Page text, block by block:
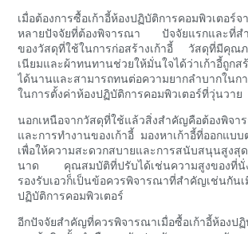
เมื่อต้องการซื้อเก้าอี้ห้องปฏิบัติการคอมพิวเตอร์
หลายปัจจัยที่ต้องพิจารณา ปัจจัยแรกและที่ส
ของวัสดุที่ใช้ในการก่อสร้างเก้าอี้ วัสดุที่มีคุณภ
เนียมและผ้าทนทานช่วยให้มั่นใจได้ว่าเก้าอี้ถูกส
ได้นานและสามารถทนต่อความยากลำบากในก
ในการตั้งค่าห้องปฏิบัติการคอมพิวเตอร์ที่วุ่นวาย
นอกเหนือจากวัสดุที่ใช้แล้วสิ่งสำคัญคือต้องพิจา
และการทำงานของเก้าอี้ มองหาเก้าอี้ที่ออกแบ
เพื่อให้ความสะดวกสบายและการสนับสนุนสูงสุ
นาด คุณสมบัติที่ปรับได้เช่นความสูงของที่นั่ง
รองรับเอวก็เป็นข้อควรพิจารณาที่สำคัญเช่นกันเ
ปฏิบัติการคอมพิวเตอร์
อีกปัจจัยสำคัญที่ควรพิจารณาเมื่อซื้อเก้าอี้ห้องปฏิ